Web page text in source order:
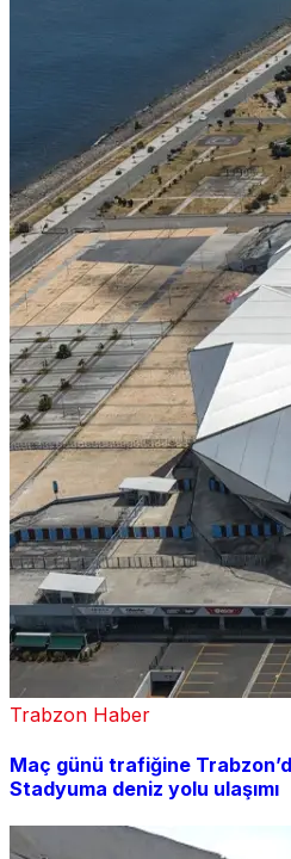
Trabzon Haber
Maç günü trafiğine
Stadyuma deniz yolu ulaşımı